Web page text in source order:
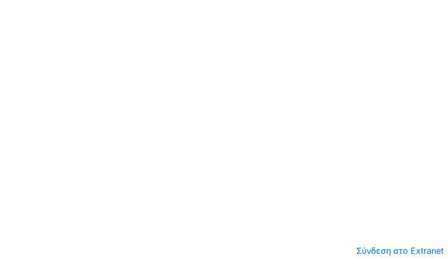
Σύνδεση στο Extranet